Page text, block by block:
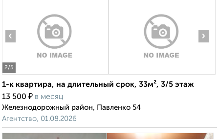
2/5
‹ ›
1-к квартира, на длительный срок, 33м², 3/5 этаж
13 500 ₽ в месяц
Железнодорожный район, Павленко 54
Агентство, 01.08.2026